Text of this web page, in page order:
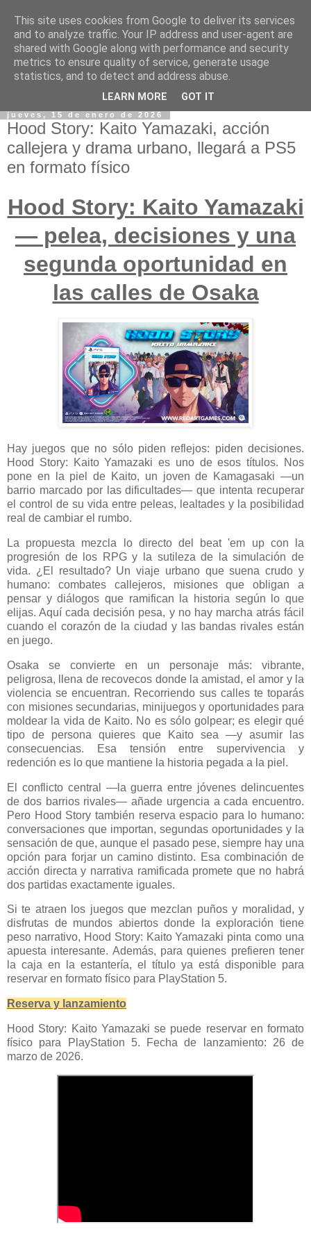
jueves, 15 de enero de 2026
Hood Story: Kaito Yamazaki, acción
callejera y drama urbano, llegará a PS5
en formato físico
Hood Story: Kaito Yamazaki
— pelea, decisiones y una
segunda oportunidad en
las calles de Osaka
Hay juegos que no sólo piden reflejos: piden decisiones.
Hood Story: Kaito Yamazaki es uno de esos títulos. Nos
pone en la piel de Kaito, un joven de Kamagasaki —un
barrio marcado por las dificultades— que intenta recuperar
el control de su vida entre peleas, lealtades y la posibilidad
real de cambiar el rumbo.
La propuesta mezcla lo directo del beat 'em up con la
progresión de los RPG y la sutileza de la simulación de
vida. ¿El resultado? Un viaje urbano que suena crudo y
humano: combates callejeros, misiones que obligan a
pensar y diálogos que ramifican la historia según lo que
elijas. Aquí cada decisión pesa, y no hay marcha atrás fácil
cuando el corazón de la ciudad y las bandas rivales están
en juego.
Osaka se convierte en un personaje más: vibrante,
peligrosa, llena de recovecos donde la amistad, el amor y la
violencia se encuentran. Recorriendo sus calles te toparás
con misiones secundarias, minijuegos y oportunidades para
moldear la vida de Kaito. No es sólo golpear; es elegir qué
tipo de persona quieres que Kaito sea —y asumir las
consecuencias. Esa tensión entre supervivencia y
redención es lo que mantiene la historia pegada a la piel.
El conflicto central —la guerra entre jóvenes delincuentes
de dos barrios rivales— añade urgencia a cada encuentro.
Pero Hood Story también reserva espacio para lo humano:
conversaciones que importan, segundas oportunidades y la
sensación de que, aunque el pasado pese, siempre hay una
opción para forjar un camino distinto. Esa combinación de
acción directa y narrativa ramificada promete que no habrá
dos partidas exactamente iguales.
Si te atraen los juegos que mezclan puños y moralidad, y
disfrutas de mundos abiertos donde la exploración tiene
peso narrativo, Hood Story: Kaito Yamazaki pinta como una
apuesta interesante. Además, para quienes prefieren tener
la caja en la estantería, el título ya está disponible para
reservar en formato físico para PlayStation 5.
Reserva y lanzamiento
Hood Story: Kaito Yamazaki se puede reservar en formato
físico para PlayStation 5. Fecha de lanzamiento: 26 de
marzo de 2026.
This site uses cookies from Google to deliver its services
and to analyze traffic. Your IP address and user-agent are
shared with Google along with performance and security
metrics to ensure quality of service, generate usage
statistics, and to detect and address abuse.
LEARN MORE GOT IT